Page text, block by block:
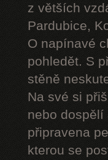
z větších
Pardubice,
O napínavé
pohledět. S
stěně
Na své si
nebo dospělí
připravena
kterou se